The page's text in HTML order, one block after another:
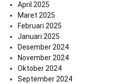
April 2025
Maret 2025
Februari 2025
Januari 2025
Desember 2024
November 2024
Oktober 2024
September 2024